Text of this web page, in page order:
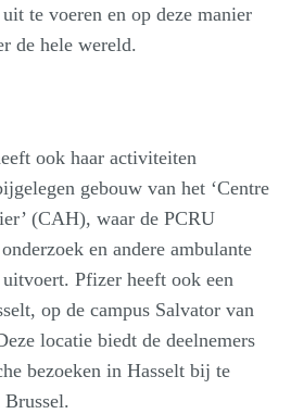
te voeren en op deze manier
de hele wereld.
ook haar activiteiten
gebouw van het ‘Centre
(CAH), waar de PCRU
en andere ambulante
Pfizer heeft ook een
op de campus Salvator van
locatie biedt de deelnemers
bezoeken in Hasselt bij te